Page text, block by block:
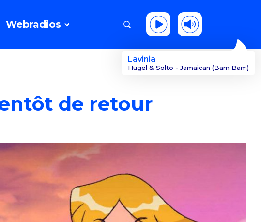
Webradios
Lavinia
Hugel & Solto - Jamaican (Bam Bam)
de retour